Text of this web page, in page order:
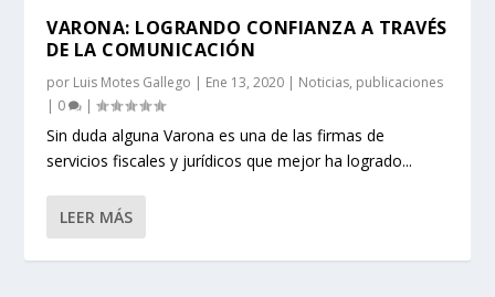
VARONA: LOGRANDO CONFIANZA A TRAVÉS
DE LA COMUNICACIÓN
por Luis Motes Gallego | Ene 13, 2020 | Noticias, publicaciones
| 0 |
Sin duda alguna Varona es una de las firmas de
servicios fiscales y jurídicos que mejor ha logrado...
LEER MÁS